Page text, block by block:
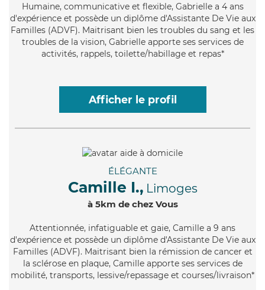
Humaine, communicative et flexible, Gabrielle a 4 ans
d'expérience et possède un diplôme d'Assistante De Vie aux
Familles (ADVF). Maitrisant bien les troubles du sang et les
troubles de la vision, Gabrielle apporte ses services de
activités, rappels, toilette/habillage et repas*
Afficher le profil
ÉLÉGANTE
Camille I., Limoges
à 5km de chez Vous
Attentionnée, infatiguable et gaie, Camille a 9 ans
d'expérience et possède un diplôme d'Assistante De Vie aux
Familles (ADVF). Maitrisant bien la rémission de cancer et
la sclérose en plaque, Camille apporte ses services de
mobilité, transports, lessive/repassage et courses/livraison*